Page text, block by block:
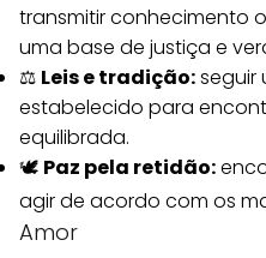
transmitir conhecimento
uma base de justiça e
⚖️ Leis e tradição:seguir
estabelecido para
equilibrada.
🕊️ Paz pela retidão:
agir de acordo com os
Amor